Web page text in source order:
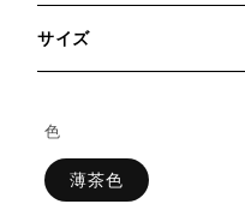
サイズ
色
薄茶色